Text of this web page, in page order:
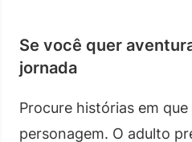
Se você quer
jornada
Procure histórias em
personagem. O adulto